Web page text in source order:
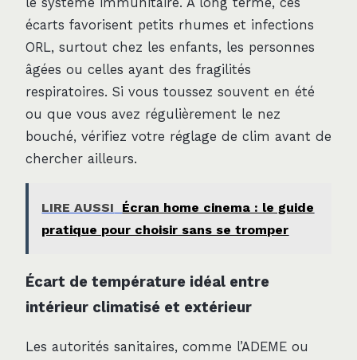
écarts favorisent petits rhumes et infections
ORL, surtout chez les enfants, les personnes
âgées ou celles ayant des fragilités
respiratoires. Si vous toussez souvent en été
ou que vous avez régulièrement le nez
bouché, vérifiez votre réglage de clim avant de
chercher ailleurs.
LIRE AUSSI
Écran home cinema : le guide
pratique pour choisir sans se tromper
Écart de température idéal entre
intérieur climatisé et extérieur
Les autorités sanitaires, comme l’ADEME ou